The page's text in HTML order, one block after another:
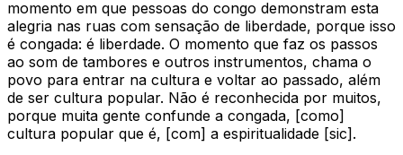
momento em que pessoas do congo demonstram esta
alegria nas ruas com sensação de liberdade, porque isso
é congada: é liberdade. O momento que faz os passos
ao som de tambores e outros instrumentos, chama o
povo para entrar na cultura e voltar ao passado, além
de ser cultura popular. Não é reconhecida por muitos,
porque muita gente confunde a congada, [como]
cultura popular que é, [com] a espiritualidade [sic].